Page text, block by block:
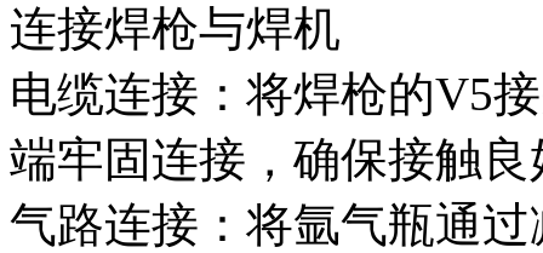
连接焊枪与焊机
电缆连接：将焊枪的V5
端牢固连接，确保接触良
气路连接：将氩气瓶通